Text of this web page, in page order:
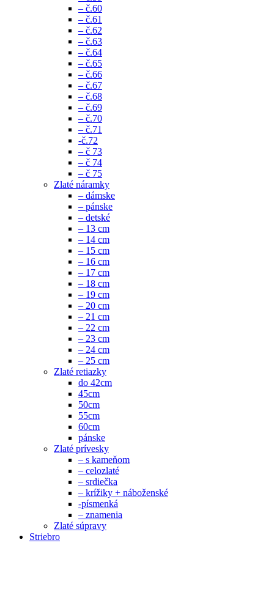
– č.60
– č.61
– č.62
– č.63
– č.64
– č.65
– č.66
– č.67
– č.68
– č.69
– č.70
– č.71
-č.72
– č 73
– č 74
– č 75
Zlaté náramky
– dámske
– pánske
– detské
– 13 cm
– 14 cm
– 15 cm
– 16 cm
– 17 cm
– 18 cm
– 19 cm
– 20 cm
– 21 cm
– 22 cm
– 23 cm
– 24 cm
– 25 cm
Zlaté retiazky
do 42cm
45cm
50cm
55cm
60cm
pánske
Zlaté prívesky
– s kameňom
– celozlaté
– srdiečka
– krížiky + náboženské
-písmenká
– znamenia
Zlaté súpravy
Striebro